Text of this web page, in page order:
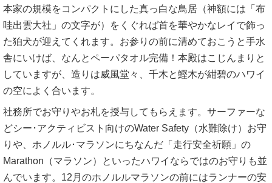
本家の規模をコンパクトにした真っ白な鳥居（神額には「布
哇出雲大社」の文字が）をくぐれば首を華やかなレイで飾っ
た狛犬が迎えてくれます。お参りの前に清めておこうと手水
舎にいけば、なんとペーパタオル完備！本殿はこじんまりと
していますが、造りは威風堂々、千木と鰹木が紺碧のハワイ
の空によく合います。
社務所でお守りやお札を授与してもらえます。サーファーな
どシー･アクティビスト向けのWater Safety（水難除け）お守
りや、ホノルル･マラソンにちなんだ「走行安全祈願」の
Marathon（マラソン）といったハワイならではのお守りも並
んでいます。12月のホノルルマラソンの前にはランナーの安